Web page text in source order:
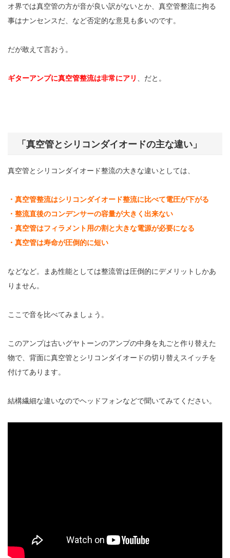
オ界では真空管の方が音が良い訳がないとか、真空管整流に拘る
事はナンセンスだ、など否定的な意見も多いのです。
だが敢えて言おう。
ギターアンプに真空管整流は非常にアリ 、だと。
「真空管とシリコンダイオードの主な違い」
真空管とシリコンダイオード整流の大きな違いとしては、
・真空管整流はシリコンダイオード整流に比べて電圧が下がる
・整流直後のコンデンサーの容量が大きく出来ない
・真空管はフィラメント用の割と大きな電源が必要になる
・真空管は寿命が圧倒的に短い
などなど。まあ性能としては整流管は圧倒的にデメリットしかあ
りません。
ここで音を比べてみましょう。
このアンプは古いグヤトーンのアンプの中身を丸ごと作り替えた
物で、背面に真空管とシリコンダイオードの切り替えスイッチを
付けてあります。
結構繊細な違いなのでヘッドフォンなどで聞いてみてください。